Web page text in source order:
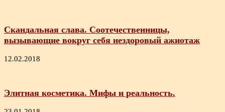
Скандальная слава. Соотечественницы,
вызывающие вокруг себя нездоровый ажиотаж
12.02.2018
Элитная косметика. Мифы и реальность.